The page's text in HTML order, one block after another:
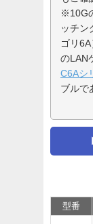
※10G
ッチン
ゴリ
のLAN
C6Aシ
ブルで
型番